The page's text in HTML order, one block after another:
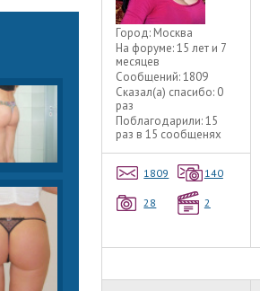
Город: Москва
На форуме:15 лет и 7
месяцев
Сообщений:1809
Сказал(а) спасибо: 0
раз
Поблагодарили:15
раз в 15 сообщенях
1809 140
28 2